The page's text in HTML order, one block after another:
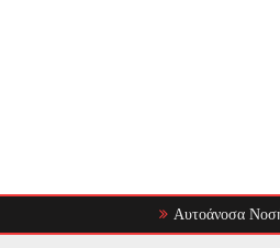
Αυτοάνοσα Νοσήματα: